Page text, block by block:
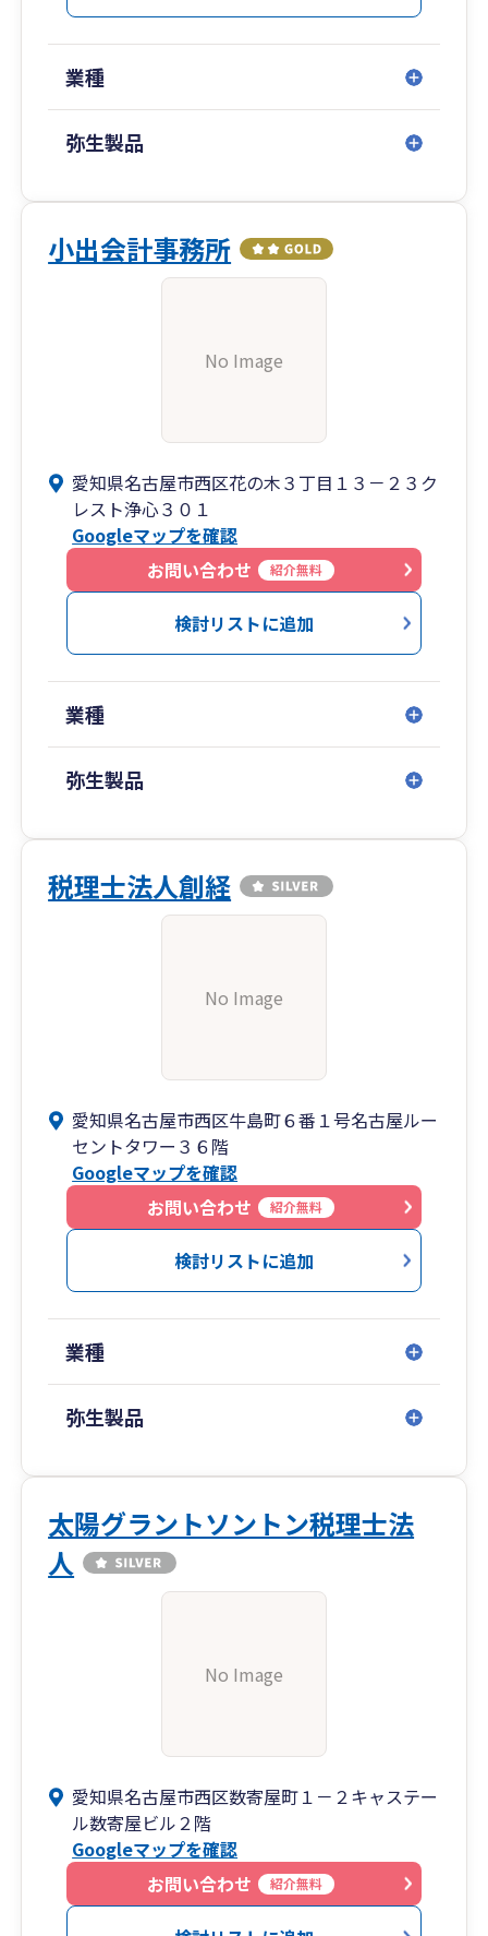
業種
弥生製品
小出会計事務所
No Image
愛知県名古屋市西区花の木３丁目１３－２３ク
レスト浄心３０１
Googleマップを確認
お問い合わせ
紹介無料
検討リストに追加
業種
弥生製品
税理士法人創経
No Image
愛知県名古屋市西区牛島町６番１号名古屋ルー
セントタワー３６階
Googleマップを確認
お問い合わせ
紹介無料
検討リストに追加
業種
弥生製品
太陽グラントソントン税理士法
人
No Image
愛知県名古屋市西区数寄屋町１－２キャステー
ル数寄屋ビル２階
Googleマップを確認
お問い合わせ
紹介無料